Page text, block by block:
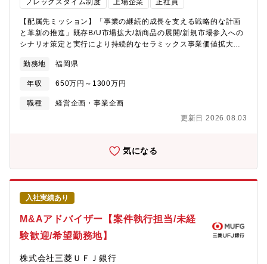
VSP(世界シェア60%)／二輪車向け排ガス浄化用触媒（世界シェ
MLCC向け銅粉(世界シェア:30%)／ガラス基板向け酸化セリウム
系研磨剤(世界シェア:40%)／アルミ溶湯濾過用メタロフィルタ(世
界シェア:85%)／液晶ディスプレイ向け酸化物半導体ターゲット材
(世界シェア:40%)◆同社について:同社はグローバル規模で事業を
体パッケージ回路基板用の極薄銅箔やバイク用の排ガス浄化触
クラスのシェアを誇る製品を多数有しています。総合研究所は創
造的な研究開発により、事業の中核となる新商品・新技術を創出
す。同社の特徴はやりたい事に挑戦できる風土です。幅広い分野
フレックスタイム制度 上場企業 正社員
【配属先ミッション】「事業の継続的成長を支える戦略的な計画
と革新の推進」既存B/U市場拡大/新商品の展開/新規市場参入への
シナリオ策定と実行により持続的なセラミックス事業価値拡大を
立案 および M＆A事務局として協業先戦略サポート、FAとの窓
口等を主な業務として担当いただきます。業務内容：【事業管
理・企画】 ・既存事業計画策定サポート、各ビジネスユニット
課題進捗サポートといった事業管理業務 ・事業周辺市場動向、
業開発】 ・情報収集、分析をとおして、新規市場参入、新事業
等に関わるサポート業務 ・M&A実行事務局としてFAの窓口業
務 PMIまで含むM&A業務サポート出張頻度：1回～2回/月程度
（含海外（中国、欧米、アジア））【業務の面白み/魅力】社内外
の関係先との協業により、従来の発想にとらわれずに、事業部の
企業価値向上を図っていく担当者にとってもやりがいのある仕事
です。【キャリアステップイメージ】本人の希望、資質等から判
断し、本社、事業部の経営企画、マネジメント業務等幅広い選択
肢があります。【三井金属鉱業社の主力製品とシェアについて】
半導体パッケージ基板向け極薄銅箔（世界No.1シェア：95%）／
排ガス浄化用触媒（世界シェア：50%）／ハイブリッド車用電池
勤務地 福岡県
年収 650万円～1300万円
職種
経営企画・事業企画
更新日 2026.08.03
気になる
入社実績あり
M&Aアドバイザー【案件執行担当/未経
験歓迎/希望勤務地】
株式会社三菱ＵＦＪ銀行